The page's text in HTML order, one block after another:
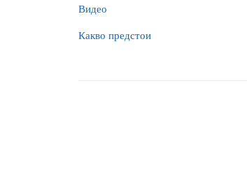
Видео
Какво предстои